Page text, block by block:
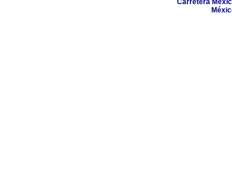
Carretera